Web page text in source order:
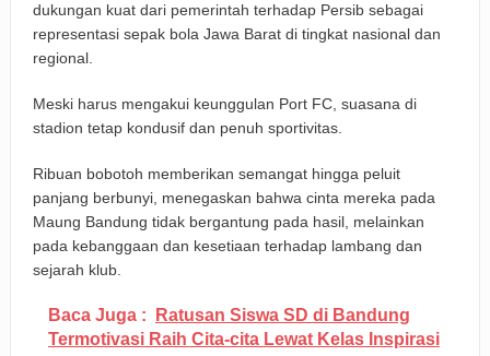
dukungan kuat dari pemerintah terhadap Persib sebagai
representasi sepak bola Jawa Barat di tingkat nasional dan
regional.
Meski harus mengakui keunggulan Port FC, suasana di
stadion tetap kondusif dan penuh sportivitas.
Ribuan bobotoh memberikan semangat hingga peluit
panjang berbunyi, menegaskan bahwa cinta mereka pada
Maung Bandung tidak bergantung pada hasil, melainkan
pada kebanggaan dan kesetiaan terhadap lambang dan
sejarah klub.
Baca Juga :
Ratusan Siswa SD di Bandung
Termotivasi Raih Cita-cita Lewat Kelas Inspirasi